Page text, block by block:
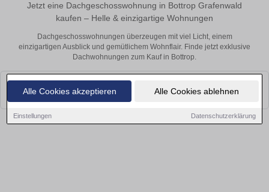
Alle Cookies akzeptieren Alle Cookies ablehnen
Einstellungen Datenschutzerklärung
Jetzt eine Dachgeschosswohnung in Bottrop Grafenwald
kaufen – Helle & einzigartige Wohnungen
Dachgeschosswohnungen überzeugen mit viel Licht, einem
einzigartigen Ausblick und gemütlichem Wohnflair. Finde jetzt exklusive
Dachwohnungen zum Kauf in Bottrop.
Leider konnten wir derzeit keine passenden Objekte finden. Schauen Sie
bald wieder vorbei!